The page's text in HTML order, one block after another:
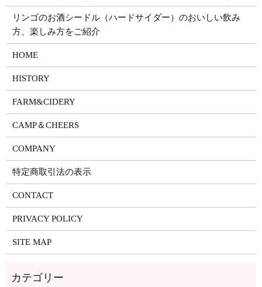
リンゴのお酒シードル（ハードサイダー）のおいしい飲み
方、楽しみ方をご紹介
HOME
HISTORY
FARM&CIDERY
CAMP＆CHEERS
COMPANY
特定商取引法の表示
CONTACT
PRIVACY POLICY
SITE MAP